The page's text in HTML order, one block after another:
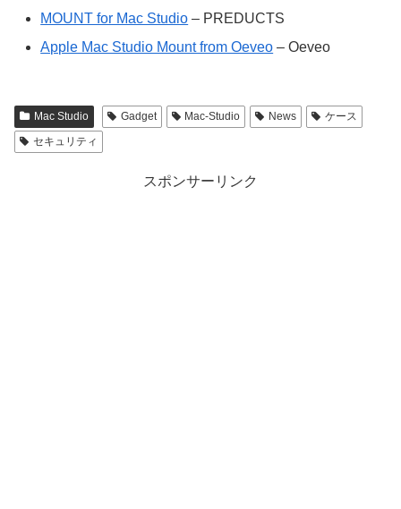
MOUNT for Mac Studio – PREDUCTS
Apple Mac Studio Mount from Oeveo – Oeveo
Mac Studio Gadget Mac-Studio News
ケース
セキュリティ
スポンサーリンク